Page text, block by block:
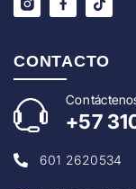
CONTACTO
Con
+57
601 2620534